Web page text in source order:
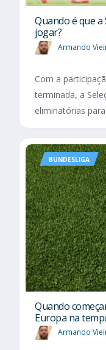
Quando é que a
jogar?
Armando
Com a
terminada, a
eliminatórias
BUNDESLIGA
Quando
Europa na
Armando